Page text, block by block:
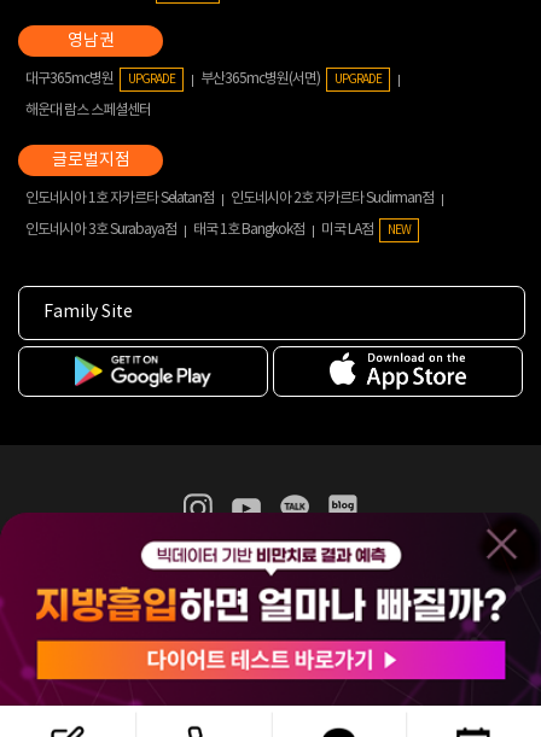
대구365mc병원 UPGRADE 부산365mc병원(서면) UPGRADE
해운대 람스 스페셜센터
인도네시아 1호 자카르타 Selatan점
인도네시아 2호 자카르타 Sudirman점
인도네시아 3호 Surabaya점
태국 1호 Bangkok점 미국 LA점 NEW
Family Site
365mc 병·의원 이용약관
홈페이지 이용약관
비급여진료수가
(주)365mcㅣ서울특별시 서초구 서초대로52길 7, 3~4층(서초동, 제일빌딩)
120-87-04354ㅣ김남철
COPYRIGHT(C) 2025 365mc. ALL RIGHTS RESERVED.